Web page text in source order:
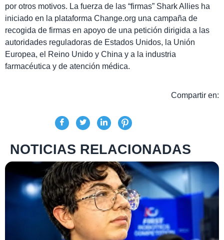
por otros motivos. La fuerza de las “firmas” Shark Allies ha
iniciado en la plataforma Change.org una campaña de
recogida de firmas en apoyo de una petición dirigida a las
autoridades reguladoras de Estados Unidos, la Unión
Europea, el Reino Unido y China y a la industria
farmacéutica y de atención médica.
Compartir en:
NOTICIAS RELACIONADAS